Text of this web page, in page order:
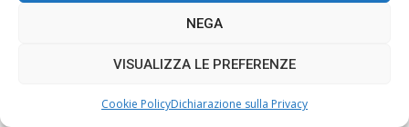
NEGA
VISUALIZZA LE PREFERENZE
Cookie PolicyDichiarazione sulla Privacy